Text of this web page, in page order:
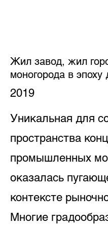
Жил завод, жил
моногорода в эпоху
2019
Уникальная для
пространства
промышленных
оказалась
контексте
Многие